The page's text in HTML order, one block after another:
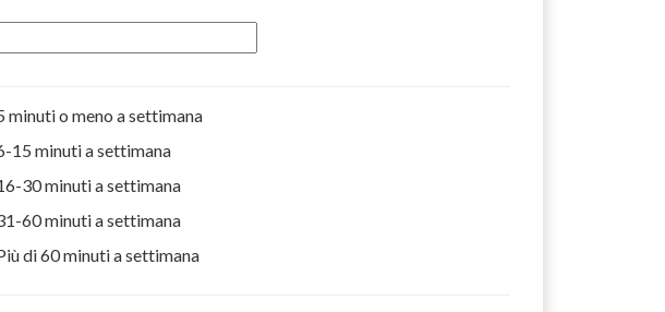
minuti o meno a settimana
15 minuti a settimana
30 minuti a settimana
60 minuti a settimana
di 60 minuti a settimana